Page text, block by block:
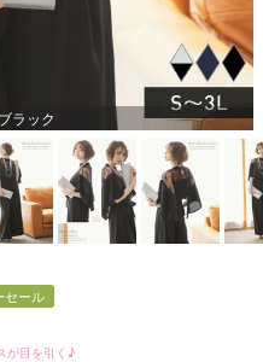
ラック
セール
が目を引く♪